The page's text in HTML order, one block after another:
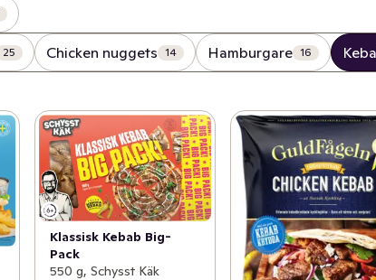
25 Chicken nuggets 14 Hamburgare 16
Klassisk Kebab Big-
Pack
550 g, Schysst Käk